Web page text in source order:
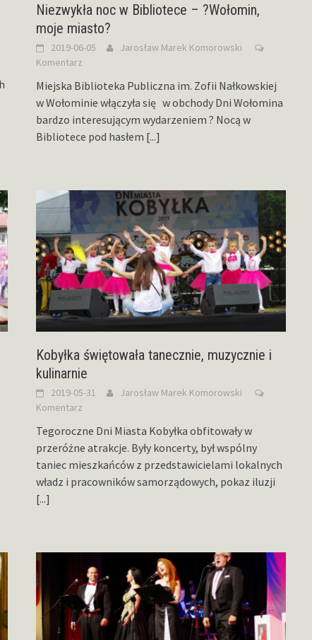
Niezwykła noc w Bibliotece – ?Wołomin,
moje miasto?
2019-06-05
Jarosław Marek Komorowski
Komentarz
Miejska Biblioteka Publiczna im. Zofii Nałkowskiej
w Wołominie włączyła się w obchody Dni Wołomina
bardzo interesującym wydarzeniem ? Nocą w
Bibliotece pod hasłem [...]
Kobyłka świętowała tanecznie, muzycznie i
kulinarnie
2019-05-31
Jarosław Marek Komorowski
Komentarz
Tegoroczne Dni Miasta Kobyłka obfitowały w
przeróżne atrakcje. Były koncerty, był wspólny
taniec mieszkańców z przedstawicielami lokalnych
władz i pracowników samorządowych, pokaz iluzji
[...]